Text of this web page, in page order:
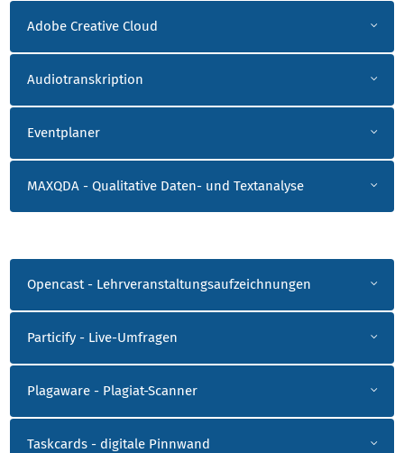
WERKZEUGE 1
Adobe Creative Cloud
Audiotranskription
Eventplaner
MAXQDA - Qualitative Daten- und Textanalyse
WERKZEUGE 2
Opencast - Lehrveranstaltungsaufzeichnungen
Particify - Live-Umfragen
Plagaware - Plagiat-Scanner
Taskcards - digitale Pinnwand